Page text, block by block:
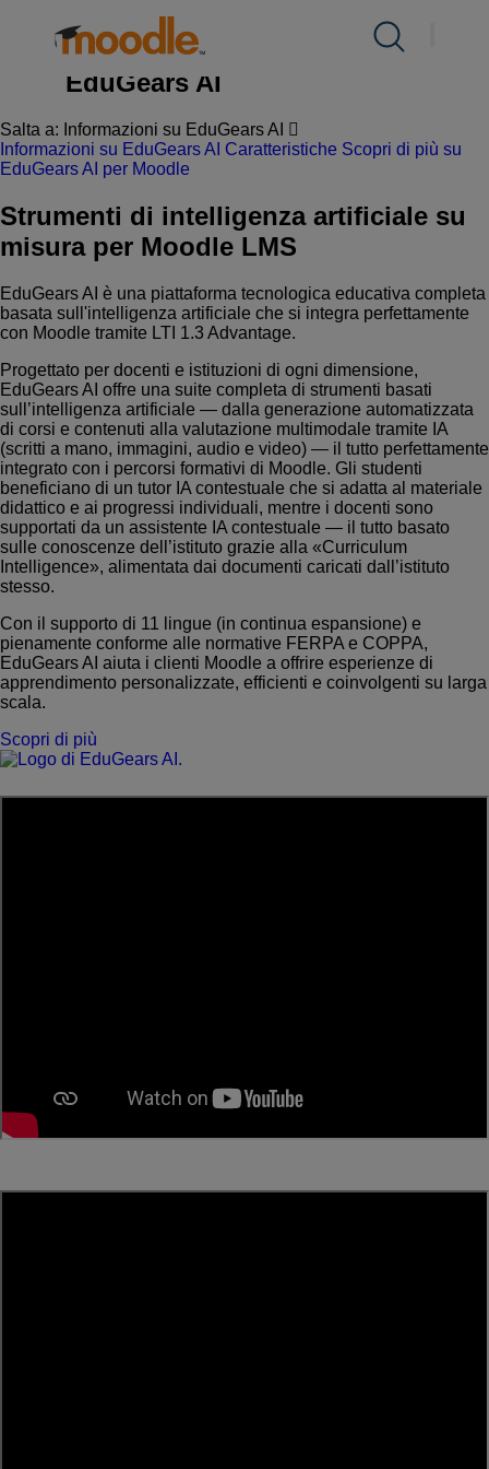
contenuto
Prodotti
Riguardo a noi
risorse
Contattaci
IT
Invia una RFP
Ottieni Moodle
Accesso
Integrazioni certificate
EduGears AI
Salta a: Informazioni su EduGears AI
Informazioni su EduGears AI Caratteristiche Scopri di più su
EduGears AI per Moodle
Strumenti di intelligenza artificiale su
misura per Moodle LMS
EduGears AI è una piattaforma tecnologica educativa completa
basata sull'intelligenza artificiale che si integra perfettamente
con Moodle tramite LTI 1.3 Advantage.
Progettato per docenti e istituzioni di ogni dimensione,
EduGears AI offre una suite completa di strumenti basati
sull’intelligenza artificiale — dalla generazione automatizzata
di corsi e contenuti alla valutazione multimodale tramite IA
(scritti a mano, immagini, audio e video) — il tutto perfettamente
integrato con i percorsi formativi di Moodle. Gli studenti
beneficiano di un tutor IA contestuale che si adatta al materiale
didattico e ai progressi individuali, mentre i docenti sono
supportati da un assistente IA contestuale — il tutto basato
sulle conoscenze dell’istituto grazie alla «Curriculum
Intelligence», alimentata dai documenti caricati dall’istituto
stesso.
Con il supporto di 11 lingue (in continua espansione) e
pienamente conforme alle normative FERPA e COPPA,
EduGears AI aiuta i clienti Moodle a offrire esperienze di
apprendimento personalizzate, efficienti e coinvolgenti su larga
scala.
Scopri di più